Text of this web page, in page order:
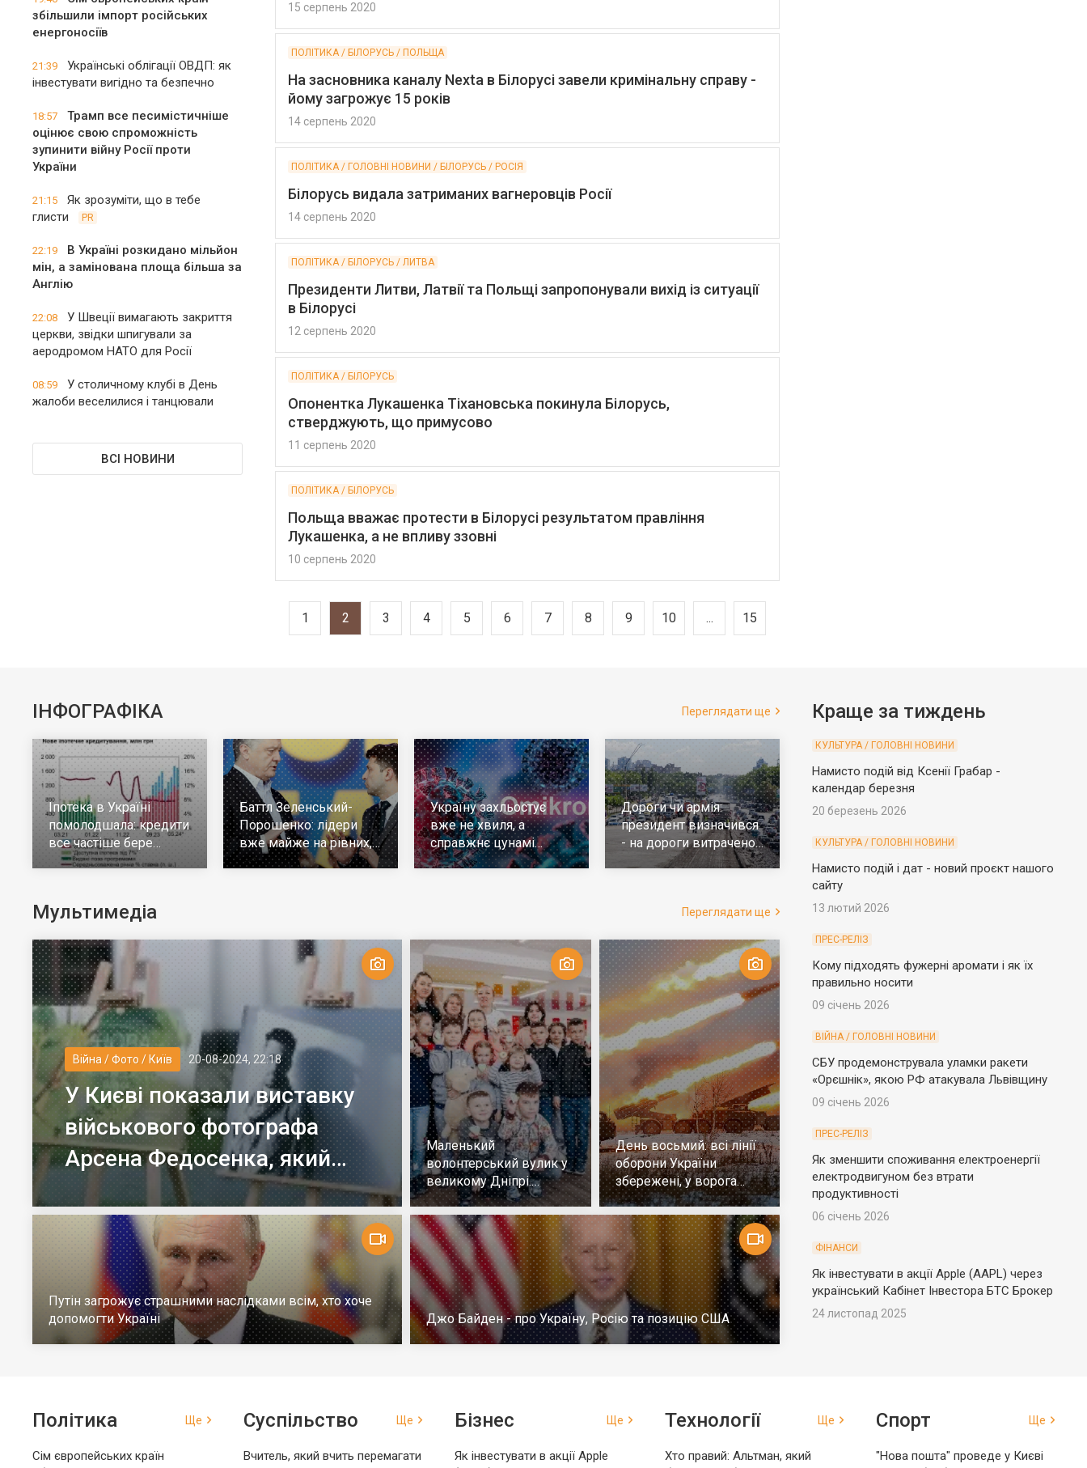
збільшили імпорт російських
енергоносіїв
21:39
Українські облігації ОВДП: як
інвестувати вигідно та безпечно
18:57
Трамп все песимістичніше
оцінює свою спроможність
зупинити війну Росії проти
України
21:15
Як зрозуміти, що в тебе
глисти
PR
22:19
В Україні розкидано мільйон
мін, а замінована площа більша за
Англію
22:08
У Швеції вимагають закриття
церкви, звідки шпигували за
аеродромом НАТО для Росії
08:59
У столичному клубі в День
жалоби веселилися і танцювали
ВСІ НОВИНИ
15 серпень 2020
ПОЛІТИКА / БІЛОРУСЬ / ПОЛЬЩА
На засновника каналу Nexta в Білорусі завели кримінальну справу -
йому загрожує 15 років
14 серпень 2020
ПОЛІТИКА / ГОЛОВНІ НОВИНИ / БІЛОРУСЬ / РОСІЯ
Білорусь видала затриманих вагнеровців Росії
14 серпень 2020
ПОЛІТИКА / БІЛОРУСЬ / ЛИТВА
Президенти Литви, Латвії та Польщі запропонували вихід із ситуації
в Білорусі
12 серпень 2020
ПОЛІТИКА / БІЛОРУСЬ
Опонентка Лукашенка Тіхановська покинула Білорусь,
стверджують, що примусово
11 серпень 2020
ПОЛІТИКА / БІЛОРУСЬ
Польща вважає протести в Білорусі результатом правління
Лукашенка, а не впливу ззовні
10 серпень 2020
1 2 3 4 5 6 7 8 9 10 ... 15
ІНФОГРАФІКА Переглядати ще
Іпотека в Україні
помолодшала: кредити
все частіше бере
молодь до 30 років
Баттл Зеленський-
Порошенко: лідери
вже майже на рівних,
але багато тих, хто не
Україну захльостує
вже не хвиля, а
справжнє цунамі
ковіда. Що робити
Дороги чи армія:
президент визначився
- на дороги витрачено
у 10 разів більше
Мультимедіа Переглядати ще
Війна / Фото / Київ 20-08-2024, 22:18
У Києві показали виставку
військового фотографа
Арсена Федосенка, який
загинув на війні
Маленький
волонтерський вулик у
великому Дніпрі.
Репортаж
День восьмий: всі лінії
оборони України
збережені, у ворога
немає успіху
Путін загрожує страшними наслідками всім, хто хоче
допомогти Україні
Джо Байден - про Україну, Росію та позицію США
Краще за тиждень
КУЛЬТУРА / ГОЛОВНІ НОВИНИ
Намисто подій від Ксенії Грабар -
календар березня
20 березень 2026
КУЛЬТУРА / ГОЛОВНІ НОВИНИ
Намисто подій і дат - новий проєкт нашого
сайту
13 лютий 2026
ПРЕС-РЕЛІЗ
Кому підходять фужерні аромати і як їх
правильно носити
09 січень 2026
ВІЙНА / ГОЛОВНІ НОВИНИ
СБУ продемонструвала уламки ракети
«Орєшнік», якою РФ атакувала Львівщину
09 січень 2026
ПРЕС-РЕЛІЗ
Як зменшити споживання електроенергії
електродвигуном без втрати
продуктивності
06 січень 2026
ФІНАНСИ
Як інвестувати в акції Apple (AAPL) через
український Кабінет Інвестора БТС Брокер
24 листопад 2025
Політика Ще
Сім європейських країн
Суспільство Ще
Вчитель, який вчить перемагати
Бізнес Ще
Як інвестувати в акції Apple
Технології Ще
Хто правий: Альтман, який
Спорт Ще
"Нова пошта" проведе у Києві